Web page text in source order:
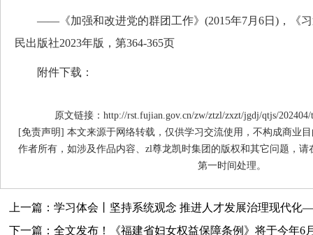
——《加强和改进党的群团工作》(2015年7月6日)，《习
民出版社2023年版，第364-365页
附件下载：
原文链接：http://rst.fujian.gov.cn/zw/ztzl/zxzt/jgdj/qtjs/202404/
[免责声明] 本文来源于网络转载，仅供学习交流使用，不构成商业
作者所有，如涉及作品内容、zl尊龙凯时集团的版权和其它问题，请
第一时间处理。
上一篇：学习体会丨坚持系统观念 推进人才发展治理现代
下一篇：全文发布！《福建省妇女权益保障条例》将于今年6